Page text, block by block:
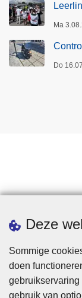
Deze
Sommige
doen
gebruik van
Ma
Do